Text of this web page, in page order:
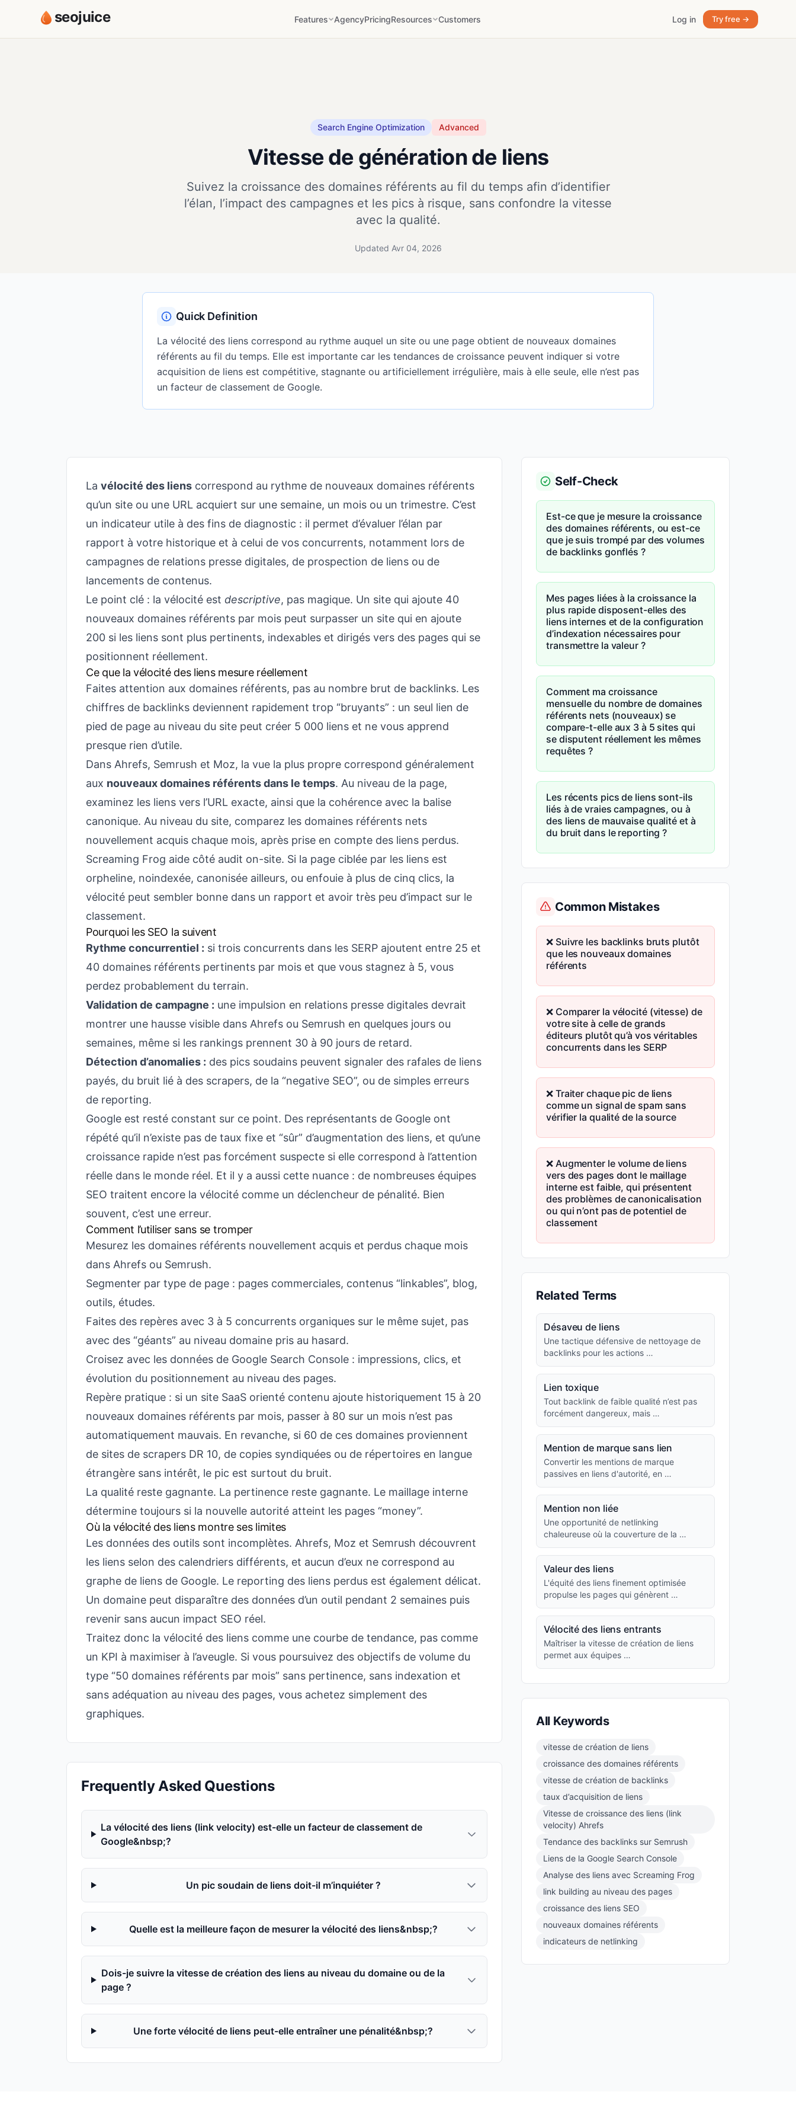
seojuice Features AgencyPricingResources Customers Log in Try free →
Search Engine Optimization Advanced
Vitesse de génération de liens
Suivez la croissance des domaines référents au fil du temps afin d’identifier
l’élan, l’impact des campagnes et les pics à risque, sans confondre la vitesse
avec la qualité.
Updated Avr 04, 2026
Quick Definition
La vélocité des liens correspond au rythme auquel un site ou une page obtient de nouveaux domaines
référents au fil du temps. Elle est importante car les tendances de croissance peuvent indiquer si votre
acquisition de liens est compétitive, stagnante ou artificiellement irrégulière, mais à elle seule, elle n’est pas
un facteur de classement de Google.
La vélocité des liens correspond au rythme de nouveaux domaines référents
qu’un site ou une URL acquiert sur une semaine, un mois ou un trimestre. C’est
un indicateur utile à des fins de diagnostic : il permet d’évaluer l’élan par
rapport à votre historique et à celui de vos concurrents, notamment lors de
campagnes de relations presse digitales, de prospection de liens ou de
lancements de contenus.
Le point clé : la vélocité est descriptive, pas magique. Un site qui ajoute 40
nouveaux domaines référents par mois peut surpasser un site qui en ajoute
200 si les liens sont plus pertinents, indexables et dirigés vers des pages qui se
positionnent réellement.
Ce que la vélocité des liens mesure réellement
Faites attention aux domaines référents, pas au nombre brut de backlinks. Les
chiffres de backlinks deviennent rapidement trop “bruyants” : un seul lien de
pied de page au niveau du site peut créer 5 000 liens et ne vous apprend
presque rien d’utile.
Dans Ahrefs, Semrush et Moz, la vue la plus propre correspond généralement
aux nouveaux domaines référents dans le temps. Au niveau de la page,
examinez les liens vers l’URL exacte, ainsi que la cohérence avec la balise
canonique. Au niveau du site, comparez les domaines référents nets
nouvellement acquis chaque mois, après prise en compte des liens perdus.
Screaming Frog aide côté audit on-site. Si la page ciblée par les liens est
orpheline, noindexée, canonisée ailleurs, ou enfouie à plus de cinq clics, la
vélocité peut sembler bonne dans un rapport et avoir très peu d’impact sur le
classement.
Pourquoi les SEO la suivent
Rythme concurrentiel : si trois concurrents dans les SERP ajoutent entre 25 et
40 domaines référents pertinents par mois et que vous stagnez à 5, vous
perdez probablement du terrain.
Validation de campagne : une impulsion en relations presse digitales devrait
montrer une hausse visible dans Ahrefs ou Semrush en quelques jours ou
semaines, même si les rankings prennent 30 à 90 jours de retard.
Détection d’anomalies : des pics soudains peuvent signaler des rafales de liens
payés, du bruit lié à des scrapers, de la “negative SEO”, ou de simples erreurs
de reporting.
Google est resté constant sur ce point. Des représentants de Google ont
répété qu’il n’existe pas de taux fixe et “sûr” d’augmentation des liens, et qu’une
croissance rapide n’est pas forcément suspecte si elle correspond à l’attention
réelle dans le monde réel. Et il y a aussi cette nuance : de nombreuses équipes
SEO traitent encore la vélocité comme un déclencheur de pénalité. Bien
souvent, c’est une erreur.
Comment l’utiliser sans se tromper
Mesurez les domaines référents nouvellement acquis et perdus chaque mois
dans Ahrefs ou Semrush.
Segmenter par type de page : pages commerciales, contenus “linkables”, blog,
outils, études.
Faites des repères avec 3 à 5 concurrents organiques sur le même sujet, pas
avec des “géants” au niveau domaine pris au hasard.
Croisez avec les données de Google Search Console : impressions, clics, et
évolution du positionnement au niveau des pages.
Repère pratique : si un site SaaS orienté contenu ajoute historiquement 15 à 20
nouveaux domaines référents par mois, passer à 80 sur un mois n’est pas
automatiquement mauvais. En revanche, si 60 de ces domaines proviennent
de sites de scrapers DR 10, de copies syndiquées ou de répertoires en langue
étrangère sans intérêt, le pic est surtout du bruit.
La qualité reste gagnante. La pertinence reste gagnante. Le maillage interne
détermine toujours si la nouvelle autorité atteint les pages “money”.
Où la vélocité des liens montre ses limites
Les données des outils sont incomplètes. Ahrefs, Moz et Semrush découvrent
les liens selon des calendriers différents, et aucun d’eux ne correspond au
graphe de liens de Google. Le reporting des liens perdus est également délicat.
Un domaine peut disparaître des données d’un outil pendant 2 semaines puis
revenir sans aucun impact SEO réel.
Traitez donc la vélocité des liens comme une courbe de tendance, pas comme
un KPI à maximiser à l’aveugle. Si vous poursuivez des objectifs de volume du
type “50 domaines référents par mois” sans pertinence, sans indexation et
sans adéquation au niveau des pages, vous achetez simplement des
graphiques.
Frequently Asked Questions
La vélocité des liens (link velocity) est-elle un facteur de classement de
Google&nbsp;?
Un pic soudain de liens doit-il m’inquiéter ?
Quelle est la meilleure façon de mesurer la vélocité des liens&nbsp;?
Dois-je suivre la vitesse de création des liens au niveau du domaine ou de la
page ?
Une forte vélocité de liens peut-elle entraîner une pénalité&nbsp;?
Self-Check
Est-ce que je mesure la croissance
des domaines référents, ou est-ce
que je suis trompé par des volumes
de backlinks gonflés ?
Mes pages liées à la croissance la
plus rapide disposent-elles des
liens internes et de la configuration
d’indexation nécessaires pour
transmettre la valeur ?
Comment ma croissance
mensuelle du nombre de domaines
référents nets (nouveaux) se
compare-t-elle aux 3 à 5 sites qui
se disputent réellement les mêmes
requêtes ?
Les récents pics de liens sont-ils
liés à de vraies campagnes, ou à
des liens de mauvaise qualité et à
du bruit dans le reporting ?
Common Mistakes
❌ Suivre les backlinks bruts plutôt
que les nouveaux domaines
référents
❌ Comparer la vélocité (vitesse) de
votre site à celle de grands
éditeurs plutôt qu’à vos véritables
concurrents dans les SERP
❌ Traiter chaque pic de liens
comme un signal de spam sans
vérifier la qualité de la source
❌ Augmenter le volume de liens
vers des pages dont le maillage
interne est faible, qui présentent
des problèmes de canonicalisation
ou qui n’ont pas de potentiel de
classement
Related Terms
Désaveu de liens
Une tactique défensive de nettoyage de
backlinks pour les actions …
Lien toxique
Tout backlink de faible qualité n’est pas
forcément dangereux, mais …
Mention de marque sans lien
Convertir les mentions de marque
passives en liens d'autorité, en …
Mention non liée
Une opportunité de netlinking
chaleureuse où la couverture de la …
Valeur des liens
L'équité des liens finement optimisée
propulse les pages qui génèrent …
Vélocité des liens entrants
Maîtriser la vitesse de création de liens
permet aux équipes …
All Keywords
vitesse de création de liens
croissance des domaines référents
vitesse de création de backlinks
taux d’acquisition de liens
Vitesse de croissance des liens (link
velocity) Ahrefs
Tendance des backlinks sur Semrush
Liens de la Google Search Console
Analyse des liens avec Screaming Frog
link building au niveau des pages
croissance des liens SEO
nouveaux domaines référents
indicateurs de netlinking